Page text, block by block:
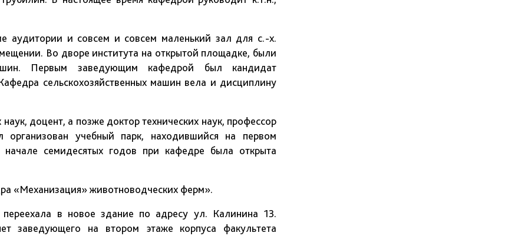
аудитории и совсем и совсем маленький зал для с.-х.
Во дворе института на открытой площадке, были
Первым заведующим кафедрой был кандидат
сельскохозяйственных машин вела и дисциплину
доцент, а позже доктор технических наук, профессор
учебный парк, находившийся на первом
семидесятых годов при кафедре была открыта
«Механизация» животноводческих ферм».
в новое здание по адресу ул. Калинина 13.
заведующего на втором этаже корпуса факультета